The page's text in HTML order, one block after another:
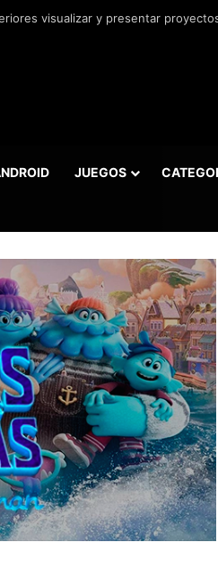
visualizar y presentar
JUEGOS